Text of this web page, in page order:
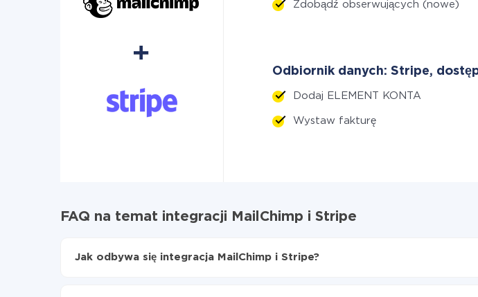
Zdobądź obserwujących (nowe)
Odbiornik danych: Stripe,
Dodaj ELEMENT KONTA
Wystaw fakturę
FAQ na temat integracji MailChimp i Stripe
Jak odbywa się integracja MailChimp i Stripe?